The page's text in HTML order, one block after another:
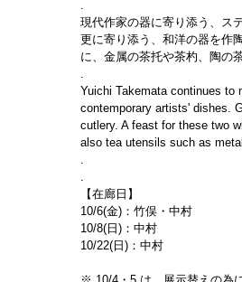
.
現代作家の器に寄り添う、ス
更に寄り添う、和洋の器を作
に、金属の茶托や茶杓、陶の
.
Yuichi Takemata continues
contemporary artists' dishes.
cutlery. A feast for these two
also tea utensils such as
.
.
【在廊日】
10/6(金)：竹俣・中村
10/8(日)：中村
10/22(日)：中村